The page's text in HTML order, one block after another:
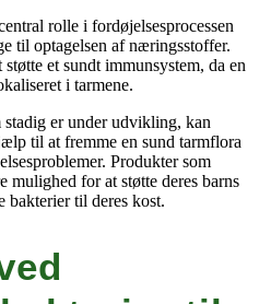
rolle i fordøjelsesprocessen
til optagelsen af næringsstoffer.
et sundt immunsystem, da en
i tarmene.
stadig er under udvikling, kan
til at fremme en sund tarmflora
Produkter som
for at støtte deres barns
bakterier til deres kost.